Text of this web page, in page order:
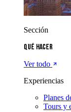
Sección
Qué hacer
Ver todo
Experiencias
Planes
Tours y